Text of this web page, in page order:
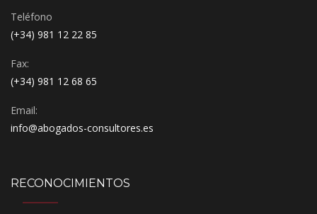
Teléfono
(+34) 981 12 22 85
Fax:
(+34) 981 12 68 65
Email:
info@abogados-consultores.es
RECONOCIMIENTOS